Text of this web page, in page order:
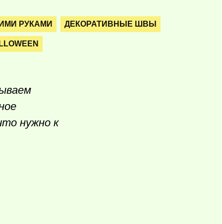
РУКАМИ ДЕКОРАТИВНЫЕ ШВЫ
нужно к